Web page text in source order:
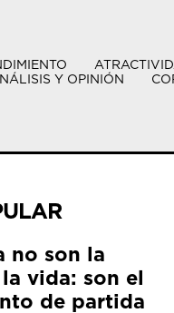
Y OPINIÓN
no son la
vida: son el
de partida